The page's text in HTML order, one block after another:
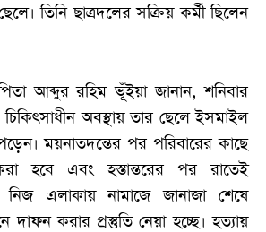
তিনি ছাত্রদলের সক্রিয় কর্মী ছিলেন
আব্দুর রহিম ভূঁইয়া জানান, শনিবার
অবস্থায় তার ছেলে ইসমাইল
ময়নাতদন্তের পর পরিবারের কাছে
হবে এবং হস্তান্তরের পর রাতেই
নিজ এলাকায় নামাজে জানাজা শেষে
দাফন করার প্রস্তুতি নেয়া হচ্ছে। হত্যায়